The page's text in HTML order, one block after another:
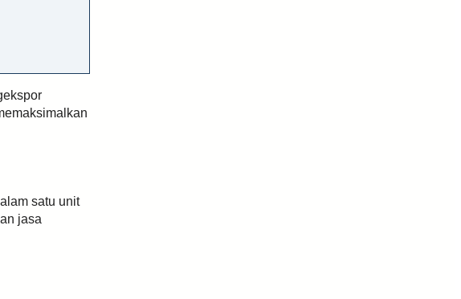
satu unit
jasa